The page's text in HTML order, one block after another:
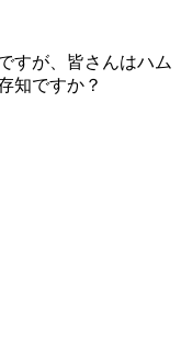
すが、皆さんはハム
知ですか？